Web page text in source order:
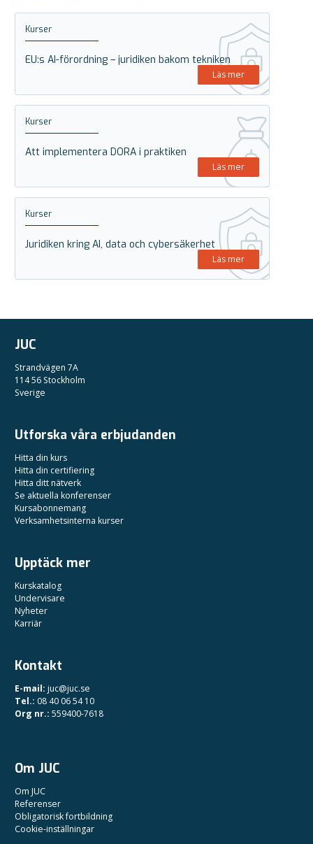
Kurser
EU:s AI-förordning – juridiken bakom tekniken
Läs mer
Kurser
Att implementera DORA i praktiken
Läs mer
Kurser
Juridiken kring AI, data och cybersäkerhet
Läs mer
JUC
Strandvägen 7A
114 56 Stockholm
Sverige
Utforska våra erbjudanden
Hitta din kurs
Hitta din certifiering
Hitta ditt nätverk
Se aktuella konferenser
Kursabonnemang
Verksamhetsinterna kurser
Upptäck mer
Kurskatalog
Undervisare
Nyheter
Karriär
Kontakt
E-mail: juc@juc.se
Tel.: 08 40 06 54 10
Org nr.: 559400-7618
Om JUC
Om JUC
Referenser
Obligatorisk fortbildning
Cookie-inställningar